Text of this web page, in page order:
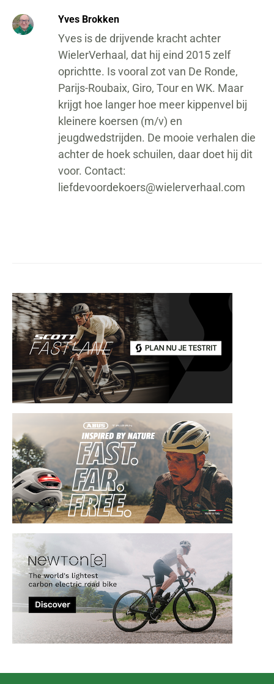
Yves Brokken
Yves is de drijvende kracht achter
WielerVerhaal, dat hij eind 2015 zelf
oprichtte. Is vooral zot van De Ronde,
Parijs-Roubaix, Giro, Tour en WK. Maar
krijgt hoe langer hoe meer kippenvel bij
kleinere koersen (m/v) en
jeugdwedstrijden. De mooie verhalen die
achter de hoek schuilen, daar doet hij dit
voor. Contact:
liefdevoordekoers@wielerverhaal.com